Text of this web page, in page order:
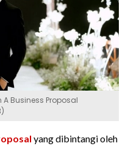
Business Proposal
yang dibintangi oleh